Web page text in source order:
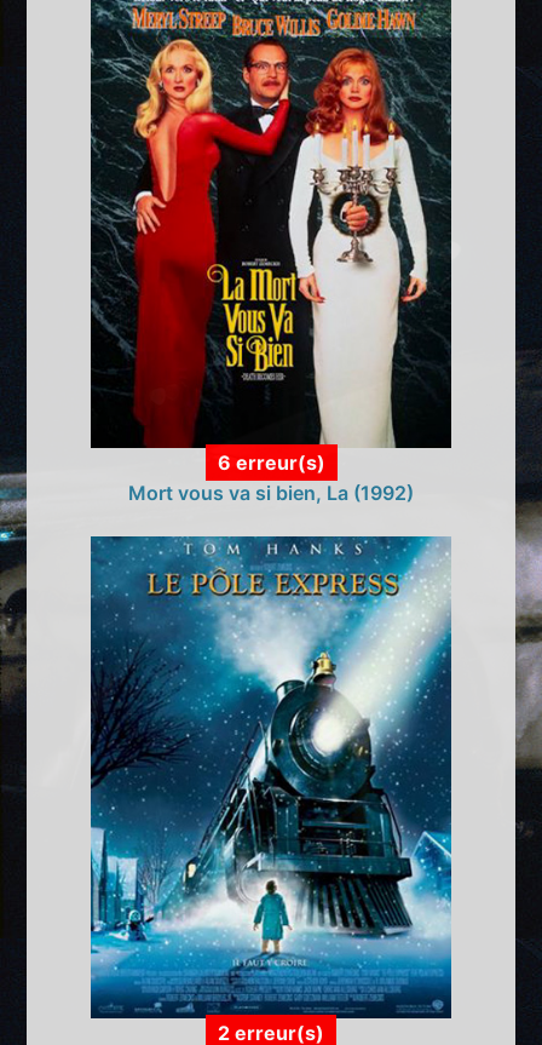
6 erreur(s)
Mort vous va si bien, La (1992)
2 erreur(s)